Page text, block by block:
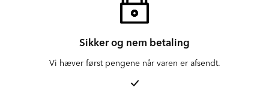
Sikker og nem betaling
Vi hæver først pengene når varen er afsendt.